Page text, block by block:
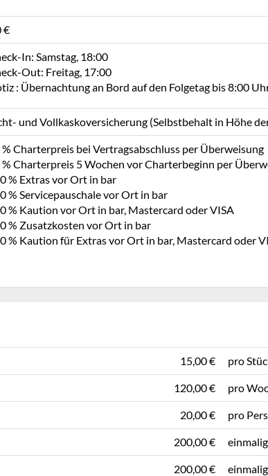
€
In: Samstag, 18:00
Out: Freitag, 17:00
: Übernachtung an Bord auf den Folgetag bis 8:00
und Vollkaskoversicherung (Selbstbehalt in Höhe
% Charterpreis bei Vertragsabschluss per Überweisung
% Charterpreis 5 Wochen vor Charterbeginn per
% Extras vor Ort in bar
% Servicepauschale vor Ort in bar
% Kaution vor Ort in bar, Mastercard oder VISA
% Zusatzkosten vor Ort in bar
% Kaution für Extras vor Ort in bar, Mastercard oder
15,00 € pro
120,00 € pro
20,00 € pro
200,00 € einmalig
200,00 € einmalig